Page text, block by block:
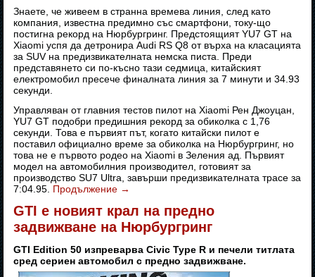
Знаете, че живеем в странна времева линия, след като
компания, известна предимно със смартфони, току-що
постигна рекорд на Нюрбургринг. Предстоящият YU7 GT на
Xiaomi успя да детронира Audi RS Q8 от върха на класацията
за SUV на предизвикателната немска писта. Преди
представянето си по-късно тази седмица, китайският
електромобил пресече финалната линия за 7 минути и 34.93
секунди.
Управляван от главния тестов пилот на Xiaomi Рен Джоуцан,
YU7 GT подобри предишния рекорд за обиколка с 1,76
секунди. Това е първият път, когато китайски пилот е
поставил официално време за обиколка на Нюрбургринг, но
това не е първото родео на Xiaomi в Зеления ад. Първият
модел на автомобилния производител, готовият за
производство SU7 Ultra, завърши предизвикателната трасе за
7:04.95. Продължение →
GTI е новият крал на предно
задвижване на Нюрбургринг
GTI Edition 50 изпреварва Civic Type R и печели титлата
сред сериен автомобил с предно задвижване.